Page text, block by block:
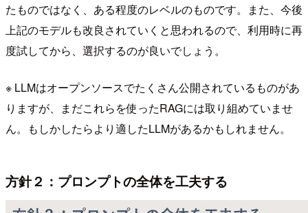
たものではなく、ある程度のレベルのものです。また、今後
上記のモデルも改良されていくと思われるので、利用時に再
度試してから、選択するのが良いでしょう。
※ LLMはオープンソースでたくさん公開されているものがあ
りますが、まだこれらを使ったRAGには取り組めていませ
ん。もしかしたらより適したLLMがあるかもしれません。
方針２：プロンプトの全体を工夫する